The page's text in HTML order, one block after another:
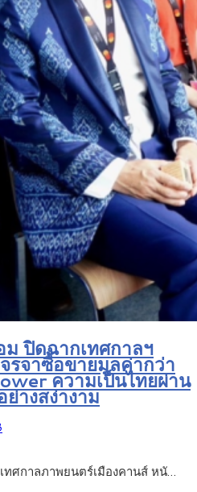
ปิดฉากเทศกาลฯ
รจาซื้อขายมูลค่ากว่า
ความเป็นไทยผ่าน
างสง่างาม
ทศกาลภาพยนตร์เมืองคานส์ หนั…